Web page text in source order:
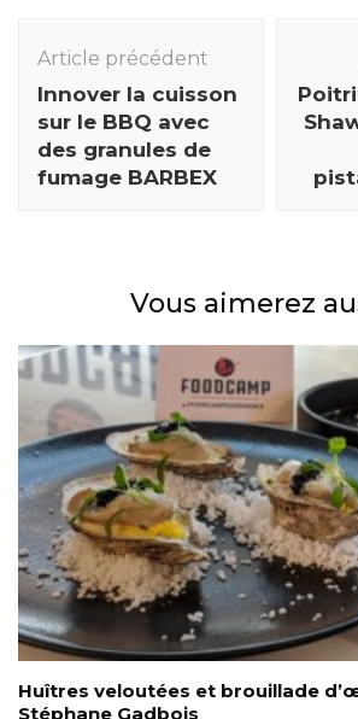
des
articles
Article précédent
Innover la cuisson
sur le BBQ avec
des granules de
fumage BARBEX
Vous aimerez
Huîtres veloutées et brouillade
Stéphane Gadbois